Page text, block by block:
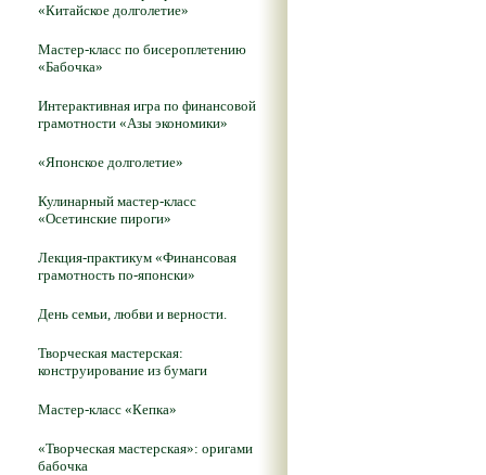
«Китайское долголетие»
Мастер-класс по бисероплетению
«Бабочка»
Интерактивная игра по финансовой
грамотности «Азы экономики»
«Японское долголетие»
Кулинарный мастер-класс
«Осетинские пироги»
Лекция-практикум «Финансовая
грамотность по-японски»
День семьи, любви и верности.
Творческая мастерская:
конструирование из бумаги
Мастер-класс «Кепка»
«Творческая мастерская»: оригами
бабочка